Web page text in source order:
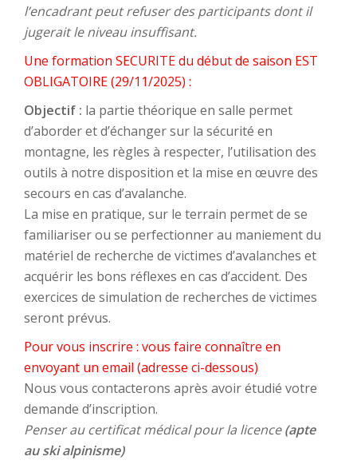
l’encadrant peut refuser des participants dont il
jugerait le niveau insuffisant.
Une formation SECURITE du début de saison EST
OBLIGATOIRE (29/11/2025) :
Objectif : la partie théorique en salle permet
d’aborder et d’échanger sur la sécurité en
montagne, les règles à respecter, l’utilisation des
outils à notre disposition et la mise en œuvre des
secours en cas d’avalanche.
La mise en pratique, sur le terrain permet de se
familiariser ou se perfectionner au maniement du
matériel de recherche de victimes d’avalanches et
acquérir les bons réflexes en cas d’accident. Des
exercices de simulation de recherches de victimes
seront prévus.
Pour vous inscrire : vous faire connaître en
envoyant un email (adresse ci-dessous)
Nous vous contacterons après avoir étudié votre
demande d’inscription.
Penser au certificat médical pour la licence(apte
au ski alpinisme)